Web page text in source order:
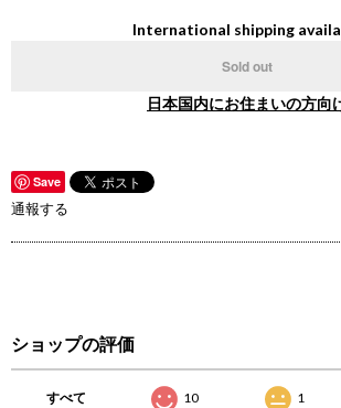
International shipping
Sold out
日本国内にお住まいの方向
Save
通報する
ショップの評価
すべて 10 1